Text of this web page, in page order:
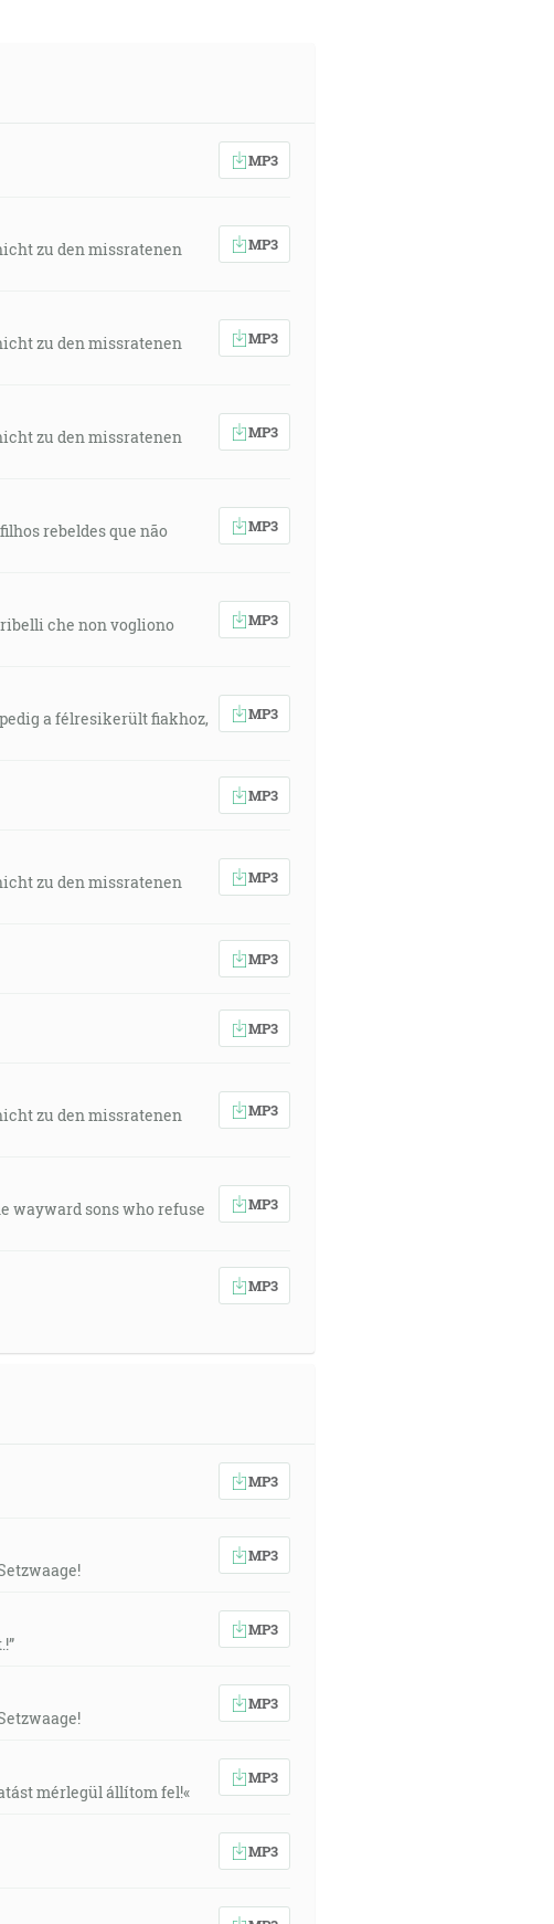
MP3
zu den missratenen
MP3
zu den missratenen
MP3
zu den missratenen
MP3
rebeldes que não
MP3
ribelli che non vogliono
MP3
a félresikerült fiakhoz,
MP3
MP3
zu den missratenen
MP3
MP3
MP3
zu den missratenen
MP3
wayward sons who refuse
MP3
MP3
MP3
MP3
MP3
MP3
mérlegül állítom fel!«
MP3
MP3